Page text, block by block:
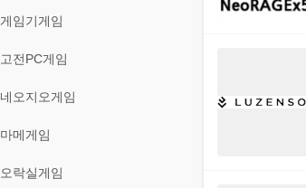
파일공유/클라우드
입력장치
저장장치
프린터
경찰청-경비
경찰청-교통
경찰청-범죄예방
경찰청-수사
경찰청-외국어번역본
게임기게임
고전PC게임
네오지오게임
마메게임
오락실게임